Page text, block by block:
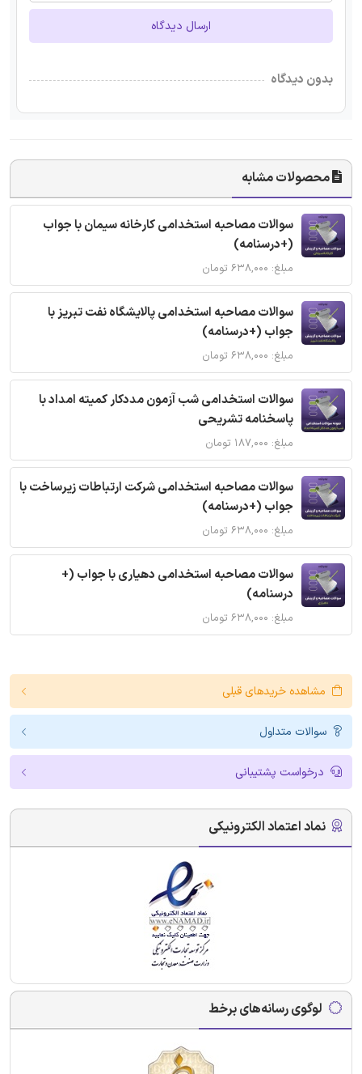
ارسال دیدگاه
بدون دیدگاه
محصولات مشابه
سوالات مصاحبه استخدامی کارخانه سیمان با جواب
(+درسنامه)
مبلغ: ۶۳۸,۰۰۰ تومان
سوالات مصاحبه استخدامی پالایشگاه نفت تبریز با
جواب (+درسنامه)
مبلغ: ۶۳۸,۰۰۰ تومان
سوالات استخدامی شب آزمون مددکار کمیته امداد با
پاسخنامه تشریحی
مبلغ: ۱۸۷,۰۰۰ تومان
سوالات مصاحبه استخدامی شرکت ارتباطات زیرساخت با
جواب (+درسنامه)
مبلغ: ۶۳۸,۰۰۰ تومان
سوالات مصاحبه استخدامی دهیاری با جواب (+
درسنامه)
مبلغ: ۶۳۸,۰۰۰ تومان
مشاهده خریدهای قبلی
سوالات متداول
درخواست پشتیبانی
نماد اعتماد الکترونیکی
لوگوی رسانه‌های برخط